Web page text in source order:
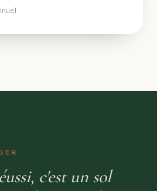
c'est un sol